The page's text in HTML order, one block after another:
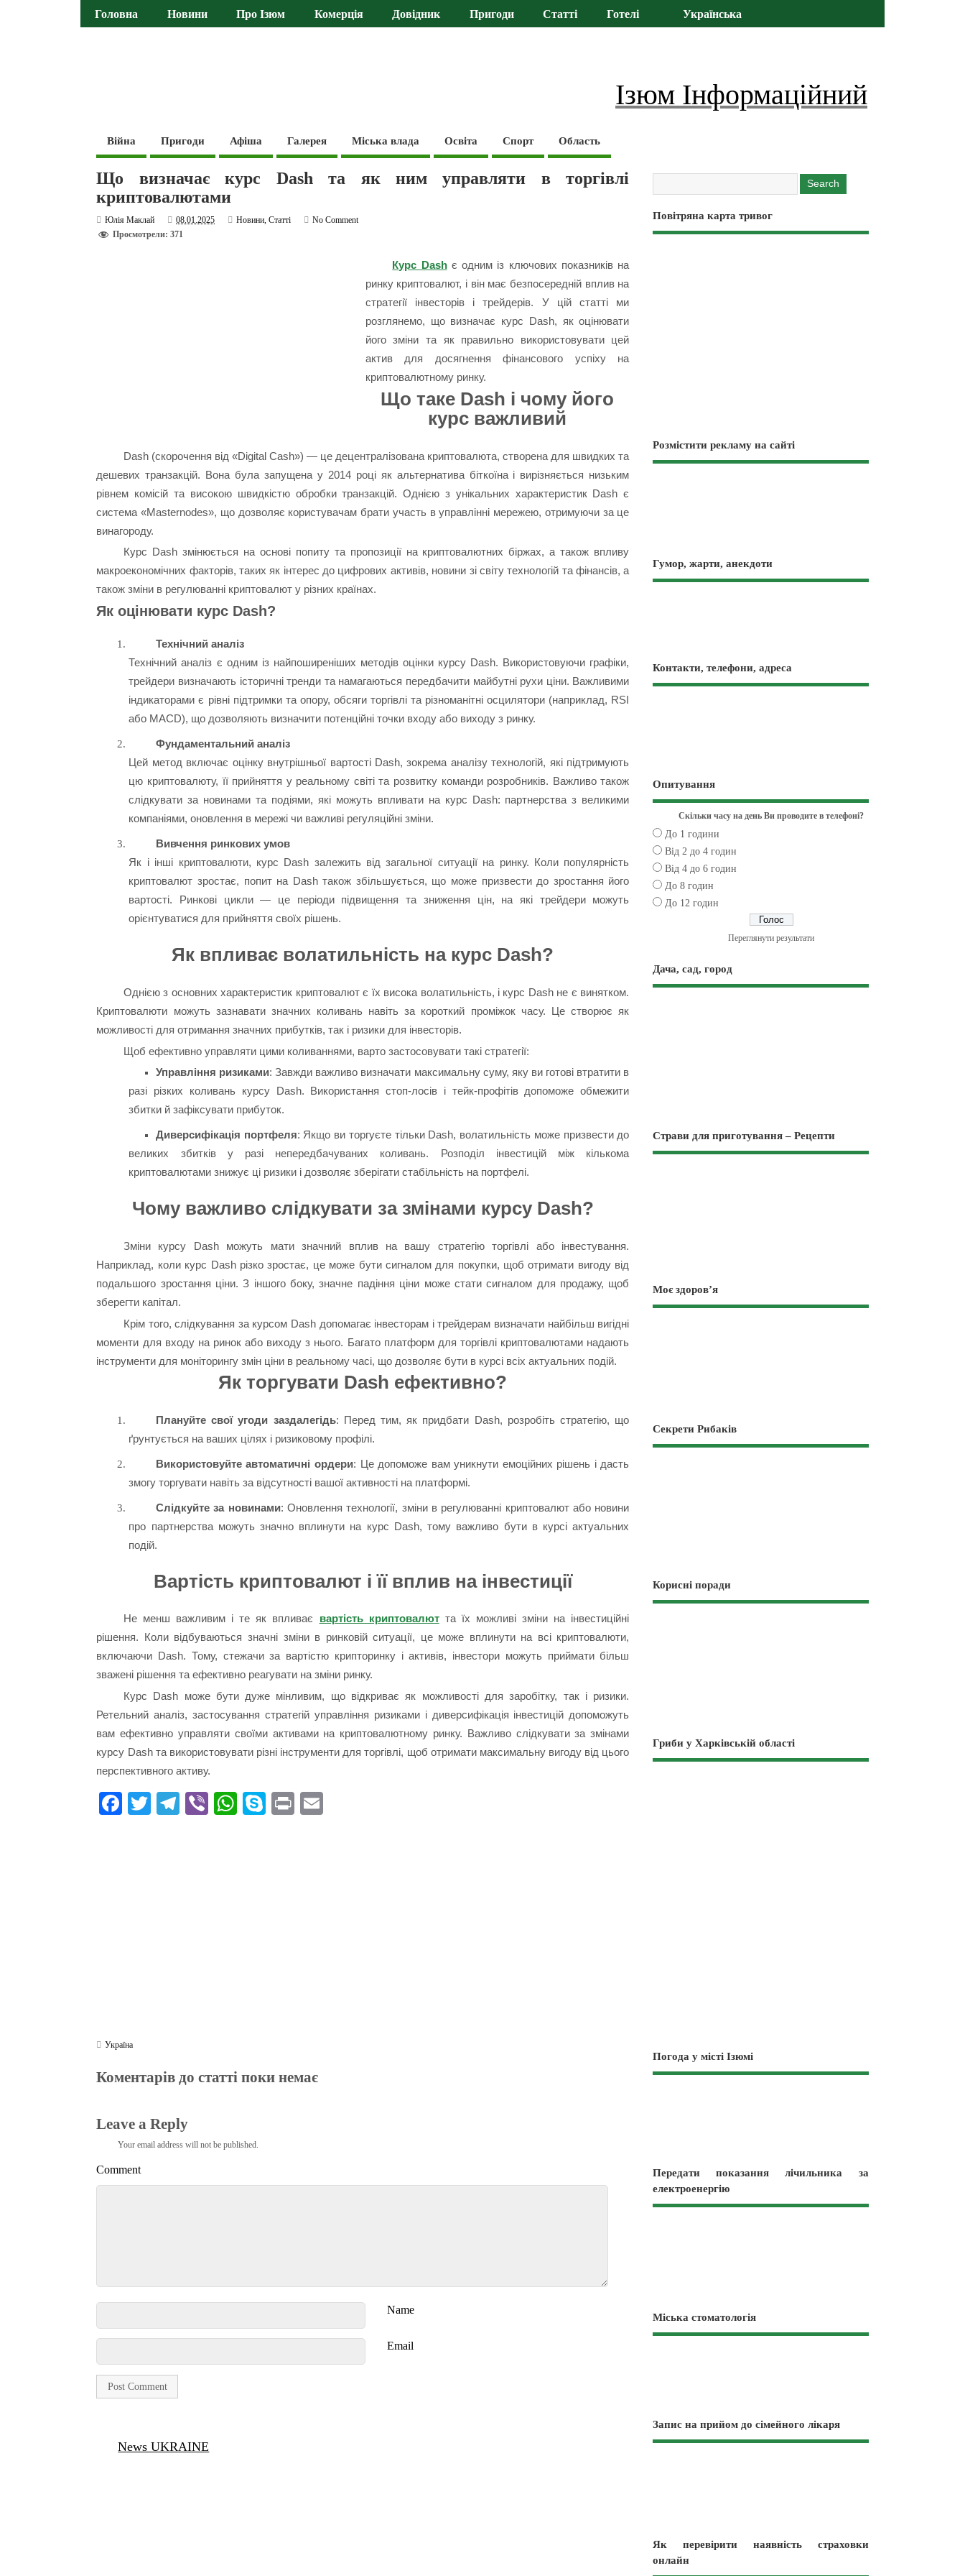
Головна Новини Про Ізюм Комерція Довідник Пригоди Статті Готелі Українська
Ізюм Інформаційний
Війна Пригоди Афіша Галерея Міська влада Освіта Спорт Область
Що визначає курс Dash та як ним управляти в торгівлі
криптовалютами
Юлія Маклай 08.01.2025 Новини,Статті
No Comment
Просмотрели: 371
Курс Dashє одним із ключових показників на
ринку криптовалют, і він має безпосередній вплив на
стратегії інвесторів і трейдерів. У цій статті ми
розглянемо, що визначає курс Dash, як оцінювати
його зміни та як правильно використовувати цей
актив для досягнення фінансового успіху на
криптовалютному ринку.
Що таке Dash і чому його
курс важливий
Dash (скорочення від «Digital Cash‎») — це децентралізована криптовалюта, створена для швидких та
дешевих транзакцій. Вона була запущена у 2014 році як альтернатива біткоїна і вирізняється низьким
рівнем комісій та високою швидкістю обробки транзакцій. Однією з унікальних характеристик Dash є
система «‎Masternodes», що дозволяє користувачам брати участь в управлінні мережею, отримуючи за це
винагороду.
Курс Dash змінюється на основі попиту та пропозиції на криптовалютних біржах, а також впливу
макроекономічних факторів, таких як інтерес до цифрових активів, новини зі світу технологій та фінансів, а
також зміни в регулюванні криптовалют у різних країнах.
Як оцінювати курс Dash?
Технічний аналіз
Технічний аналіз є одним із найпоширеніших методів оцінки курсу Dash. Використовуючи графіки,
трейдери визначають історичні тренди та намагаються передбачити майбутні рухи ціни. Важливими
індикаторами є рівні підтримки та опору, обсяги торгівлі та різноманітні осцилятори (наприклад, RSI
або MACD), що дозволяють визначити потенційні точки входу або виходу з ринку.
Фундаментальний аналіз
Цей метод включає оцінку внутрішньої вартості Dash, зокрема аналізу технологій, які підтримують
цю криптовалюту, її прийняття у реальному світі та розвитку команди розробників. Важливо також
слідкувати за новинами та подіями, які можуть впливати на курс Dash: партнерства з великими
компаніями, оновлення в мережі чи важливі регуляційні зміни.
Вивчення ринкових умов
Як і інші криптовалюти, курс Dash залежить від загальної ситуації на ринку. Коли популярність
криптовалют зростає, попит на Dash також збільшується, що може призвести до зростання його
вартості. Ринкові цикли — це періоди підвищення та зниження цін, на які трейдери можуть
орієнтуватися для прийняття своїх рішень.
Як впливає волатильність на курс Dash?
Однією з основних характеристик криптовалют є їх висока волатильність, і курс Dash не є винятком.
Криптовалюти можуть зазнавати значних коливань навіть за короткий проміжок часу. Це створює як
можливості для отримання значних прибутків, так і ризики для інвесторів.
Щоб ефективно управляти цими коливаннями, варто застосовувати такі стратегії:
Управління ризиками: Завжди важливо визначати максимальну суму, яку ви готові втратити в
разі різких коливань курсу Dash. Використання стоп-лосів і тейк-профітів допоможе обмежити
збитки й зафіксувати прибуток.
Диверсифікація портфеля: Якщо ви торгуєте тільки Dash, волатильність може призвести до
великих збитків у разі непередбачуваних коливань. Розподіл інвестицій між кількома
криптовалютами знижує ці ризики і дозволяє зберігати стабільність на портфелі.
Чому важливо слідкувати за змінами курсу Dash?
Зміни курсу Dash можуть мати значний вплив на вашу стратегію торгівлі або інвестування.
Наприклад, коли курс Dash різко зростає, це може бути сигналом для покупки, щоб отримати вигоду від
подальшого зростання ціни. З іншого боку, значне падіння ціни може стати сигналом для продажу, щоб
зберегти капітал.
Крім того, слідкування за курсом Dash допомагає інвесторам і трейдерам визначати найбільш вигідні
моменти для входу на ринок або виходу з нього. Багато платформ для торгівлі криптовалютами надають
інструменти для моніторингу змін ціни в реальному часі, що дозволяє бути в курсі всіх актуальних подій.
Як торгувати Dash ефективно?
Плануйте свої угоди заздалегідь: Перед тим, як придбати Dash, розробіть стратегію, що
ґрунтується на ваших цілях і ризиковому профілі.
Використовуйте автоматичні ордери: Це допоможе вам уникнути емоційних рішень і дасть
змогу торгувати навіть за відсутності вашої активності на платформі.
Слідкуйте за новинами: Оновлення технології, зміни в регулюванні криптовалют або новини
про партнерства можуть значно вплинути на курс Dash, тому важливо бути в курсі актуальних
подій.
Вартість криптовалют і її вплив на інвестиції
Не менш важливим і те як впливає вартість криптовалютта їх можливі зміни на інвестиційні
рішення. Коли відбуваються значні зміни в ринковій ситуації, це може вплинути на всі криптовалюти,
включаючи Dash. Тому, стежачи за вартістю крипторинку і активів, інвестори можуть приймати більш
зважені рішення та ефективно реагувати на зміни ринку.
Курс Dash може бути дуже мінливим, що відкриває як можливості для заробітку, так і ризики.
Ретельний аналіз, застосування стратегій управління ризиками і диверсифікація інвестицій допоможуть
вам ефективно управляти своїми активами на криптовалютному ринку. Важливо слідкувати за змінами
курсу Dash та використовувати різні інструменти для торгівлі, щоб отримати максимальну вигоду від цього
перспективного активу.
Fa T
Te Vi
W
S
Pr
Україна
Коментарів до статті поки немає
Leave a Reply
Your email address will not be published.
Comment
Name
Email
News UKRAINE
Повітряна карта тривог
Розмістити рекламу на сайті
Гумор, жарти, анекдоти
Контакти, телефони, адреса
Опитування
Скільки часу на день Ви проводите в телефоні?
До 1 години
Від 2 до 4 годин
Від 4 до 6 годин
До 8 годин
До 12 годин
Переглянути результати
Дача, сад, город
Страви для приготування – Рецепти
Моє здоров’я
Секрети Рибаків
Корисні поради
Гриби у Харківській області
Погода у місті Ізюмі
Передати показання лічильника за
електроенергію
Міська стоматологія
Запис на прийом до сімейного лікаря
Як перевірити наявність страховки
онлайн